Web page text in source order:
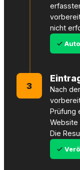
nicht
3
Nach
Prüfung
Website
Die